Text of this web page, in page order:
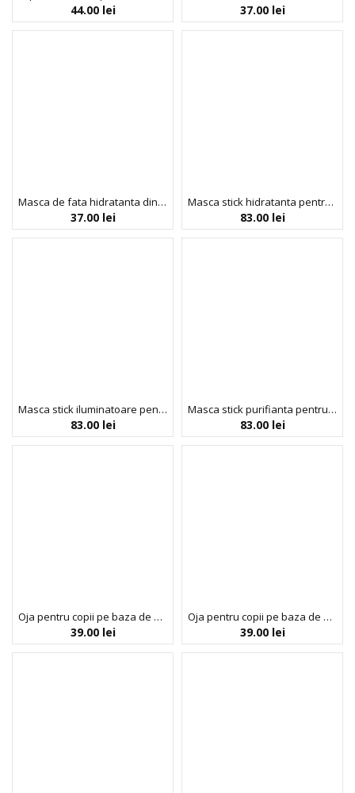
44.00 lei 37.00 lei
Masca de fata hidratanta din bioceluloza cu extract de pepene verde, Fruit Collection, Inuwet, 30 ml
37.00 lei
Masca stick hidratanta pentru fata, cu argila alba si parfum milkshake de cirese, Inuwet, 30 ml
83.00 lei
Masca stick iluminatoare pentru fata, cu argila alba si parfum de vata de zahar, Inuwet, 30 ml
83.00 lei
Masca stick purifianta pentru fata, cu argila alba si parfum de menta, Inuwet, 30 ml
83.00 lei
Oja pentru copii pe baza de apa cu parfum de capsuni, Fushia, Inuwet mini, 5 ml
39.00 lei
Oja pentru copii pe baza de apa cu parfum de capsuni, Rose Plum, Inuwet mini, 5 ml
39.00 lei